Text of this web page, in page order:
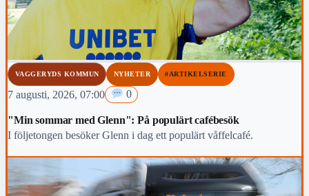
VAGGERYDS KOMMUN NYHETER #ARTIKELSERIE
7 augusti, 2026, 07:00 0
"Min sommar med Glenn": På populärt cafébesök
I följetongen besöker Glenn i dag ett populärt våffelcafé.